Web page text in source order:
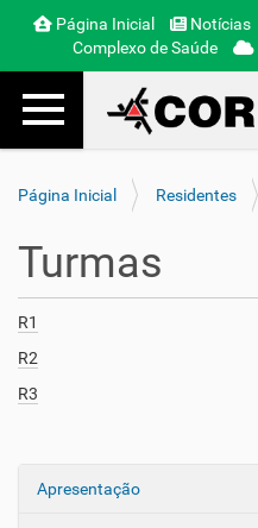
Página Inicial Notícias
Complexo de Saúde
Toggle navigation
Página Inicial
Residentes
N
Apresentação
Turmas
R1
R2
R3